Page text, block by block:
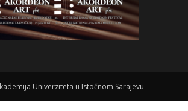
Univerziteta u Istočnom Sarajevu